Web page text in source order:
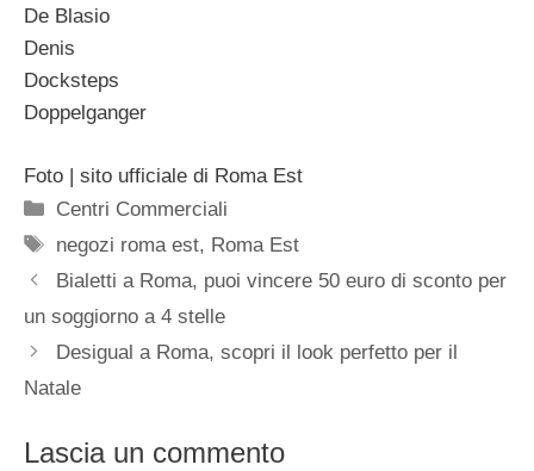
De Blasio
Denis
Docksteps
Doppelganger
Foto | sito ufficiale di Roma Est
Categorie
Centri Commerciali
Tag
negozi roma est, Roma Est
Bialetti a Roma, puoi vincere 50 euro di sconto per
un soggiorno a 4 stelle
Desigual a Roma, scopri il look perfetto per il
Natale
Lascia un commento